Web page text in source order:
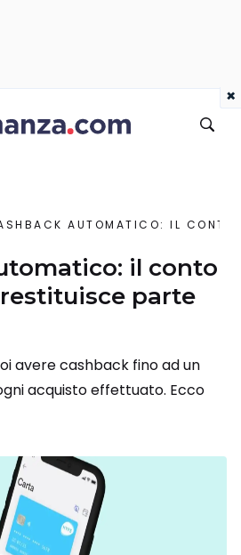
AUTOMATICO: IL CONTO
il conto
restituisce parte
avere cashback fino ad un
acquisto effettuato. Ecco
×